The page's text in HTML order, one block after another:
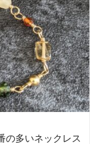
の多いネックレス